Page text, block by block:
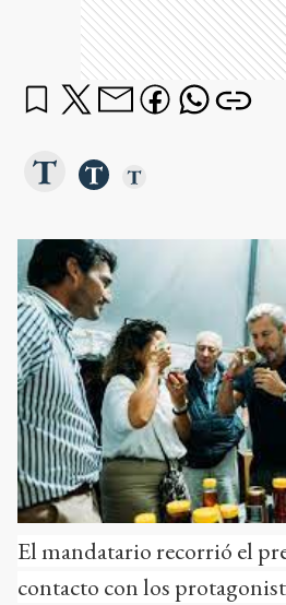
El mandatario recorrió el
contacto con los